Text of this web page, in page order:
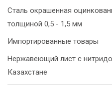
Сталь окрашенная
толщиной 0,5 - 1,5 мм
Импортированные товары
Нержавеющий лист с
Казахстане